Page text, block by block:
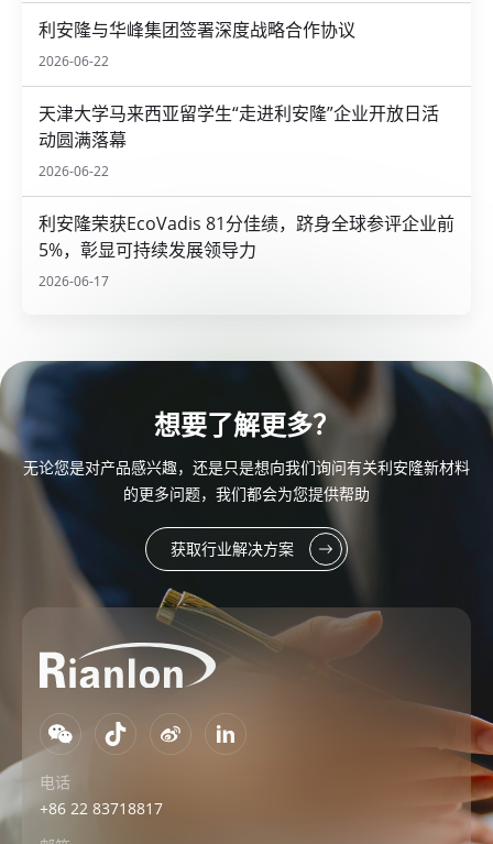
利安隆与华峰集团签署深度战略合作协议
2026-06-22
天津大学马来西亚留学生“走进利安隆”企业开放日活
动圆满落幕
2026-06-22
利安隆荣获EcoVadis 81分佳绩，跻身全球参评企业前
5%，彰显可持续发展领导力
2026-06-17
想要了解更多？
无论您是对产品感兴趣，还是只是想向我们询问有关利安隆新材料
的更多问题，我们都会为您提供帮助
获取行业解决方案
电话
+86 22 83718817